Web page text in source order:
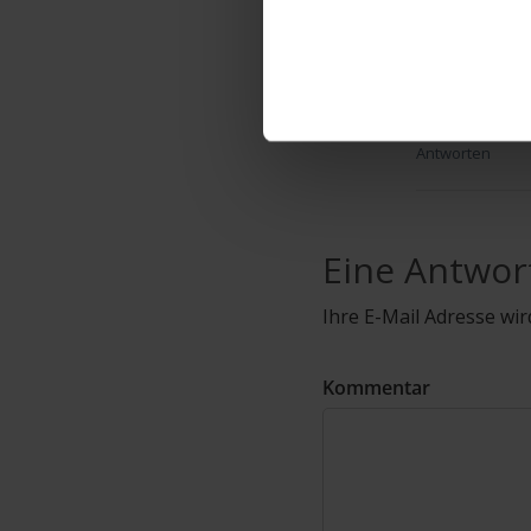
hallo, ich
einer und
oben aber
Antworten
Eine
Ihre E-Mail Adresse
Kommentar